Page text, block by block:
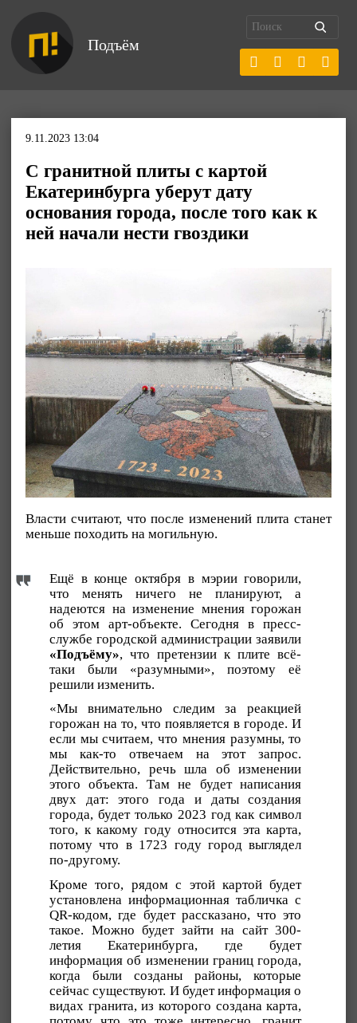
Подъём
9.11.2023 13:04
С гранитной плиты с картой
Екатеринбурга уберут дату
основания города, после того как к
ней начали нести гвоздики
Власти считают, что после изменений плита станет
меньше походить на могильную.
Ещё в конце октября в мэрии говорили,
что менять ничего не планируют, а
надеются на изменение мнения горожан
об этом арт-объекте. Сегодня в пресс-
службе городской администрации заявили
«Подъёму», что претензии к плите всё-
таки были «разумными», поэтому её
решили изменить.
«Мы внимательно следим за реакцией
горожан на то, что появляется в городе. И
если мы считаем, что мнения разумны, то
мы как-то отвечаем на этот запрос.
Действительно, речь шла об изменении
этого объекта. Там не будет написания
двух дат: этого года и даты создания
города, будет только 2023 год как символ
того, к какому году относится эта карта,
потому что в 1723 году город выглядел
по-другому.
Кроме того, рядом с этой картой будет
установлена информационная табличка с
QR-кодом, где будет рассказано, что это
такое. Можно будет зайти на сайт 300-
летия Екатеринбурга, где будет
информация об изменении границ города,
когда были созданы районы, которые
сейчас существуют. И будет информация о
видах гранита, из которого создана карта,